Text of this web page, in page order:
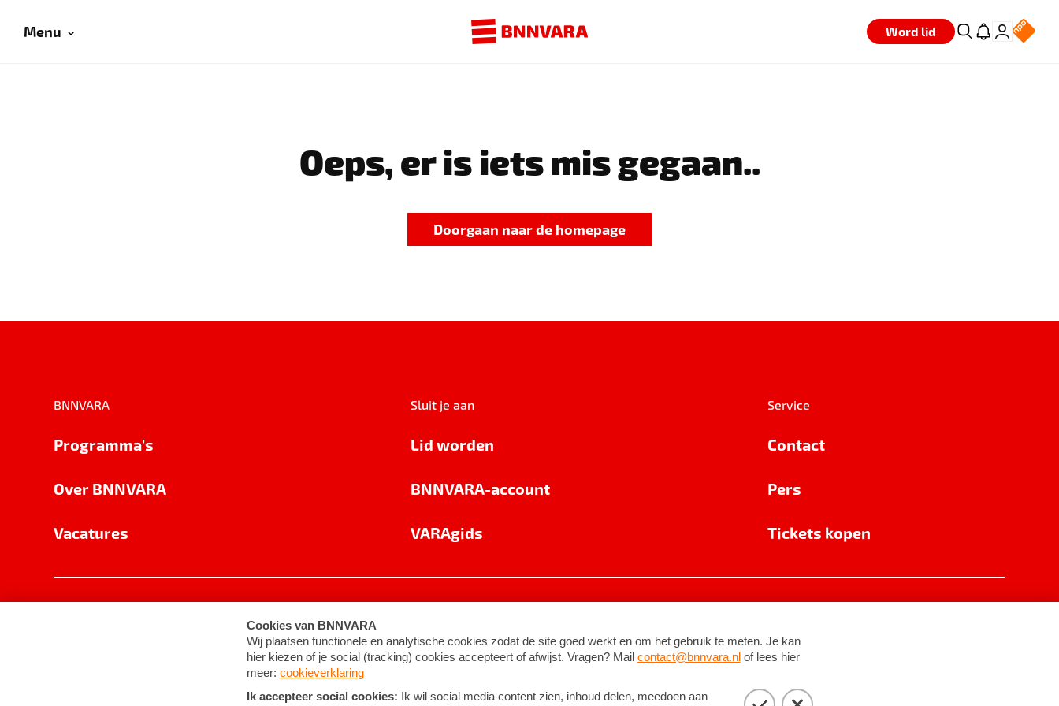
Menu Word lid
Oeps, er is iets mis gegaan..
Doorgaan naar de homepage
BNNVARA
Programma's
Over BNNVARA
Vacatures
Sluit je aan
Lid worden
BNNVARA-account
VARAgids
Service
Contact
Pers
Tickets kopen
Cookie-instellingen Algemene voorwaarden ©2026BNNVARA